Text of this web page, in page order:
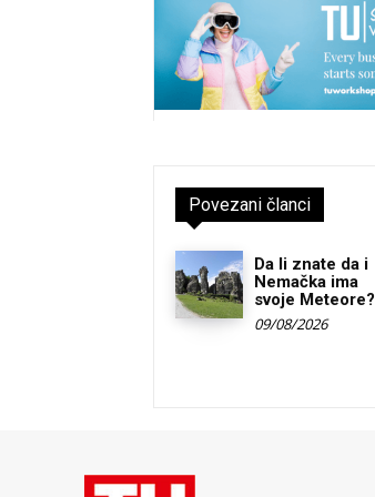
Povezani članci
Da li znate da i
Nemačka ima
svoje Meteore?
09/08/2026